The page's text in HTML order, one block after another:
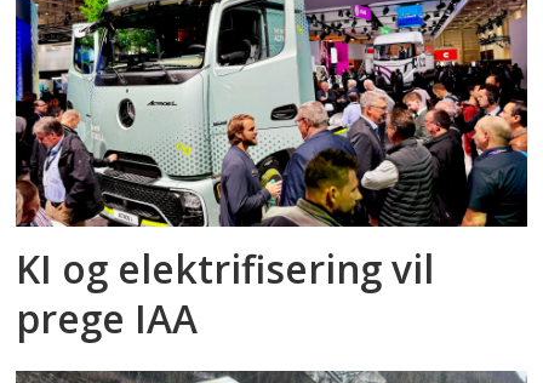
KI og elektrifisering vil
prege IAA